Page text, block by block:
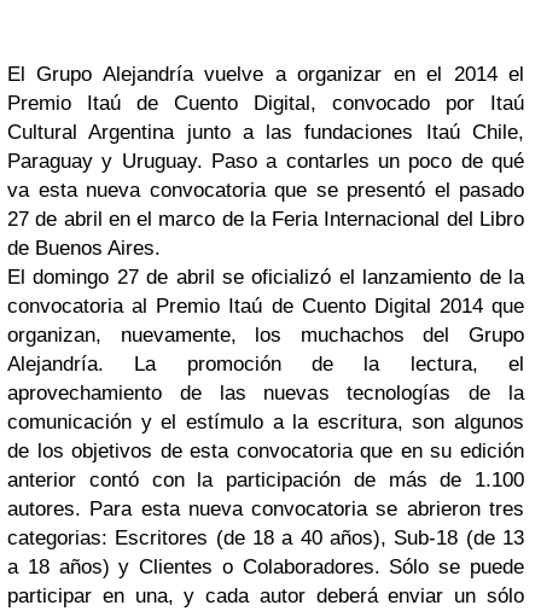
El Grupo Alejandría vuelve a organizar en el 2014 el
Premio Itaú de Cuento Digital, convocado por Itaú
Cultural Argentina junto a las fundaciones Itaú Chile,
Paraguay y Uruguay. Paso a contarles un poco de qué
va esta nueva convocatoria que se presentó el pasado
27 de abril en el marco de la Feria Internacional del Libro
de Buenos Aires.
El domingo 27 de abril se oficializó el lanzamiento de la
convocatoria al Premio Itaú de Cuento Digital 2014 que
organizan, nuevamente, los muchachos del Grupo
Alejandría. La promoción de la lectura, el
aprovechamiento de las nuevas tecnologías de la
comunicación y el estímulo a la escritura, son algunos
de los objetivos de esta convocatoria que en su edición
anterior contó con la participación de más de 1.100
autores. Para esta nueva convocatoria se abrieron tres
categorias: Escritores (de 18 a 40 años), Sub-18 (de 13
a 18 años) y Clientes o Colaboradores. Sólo se puede
participar en una, y cada autor deberá enviar un sólo